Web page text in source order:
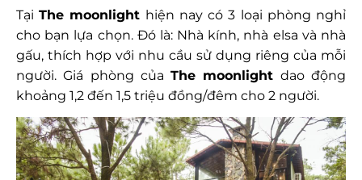
TạiThe moonlight hiện nay có 3 loại phòng nghỉ
cho bạn lựa chọn. Đó là: Nhà kính, nhà elsa và nhà
gấu, thích hợp với nhu cầu sử dụng riêng của mỗi
người. Giá phòng củaThe moonlight dao động
khoảng 1,2 đến 1,5 triệu đồng/đêm cho 2 người.